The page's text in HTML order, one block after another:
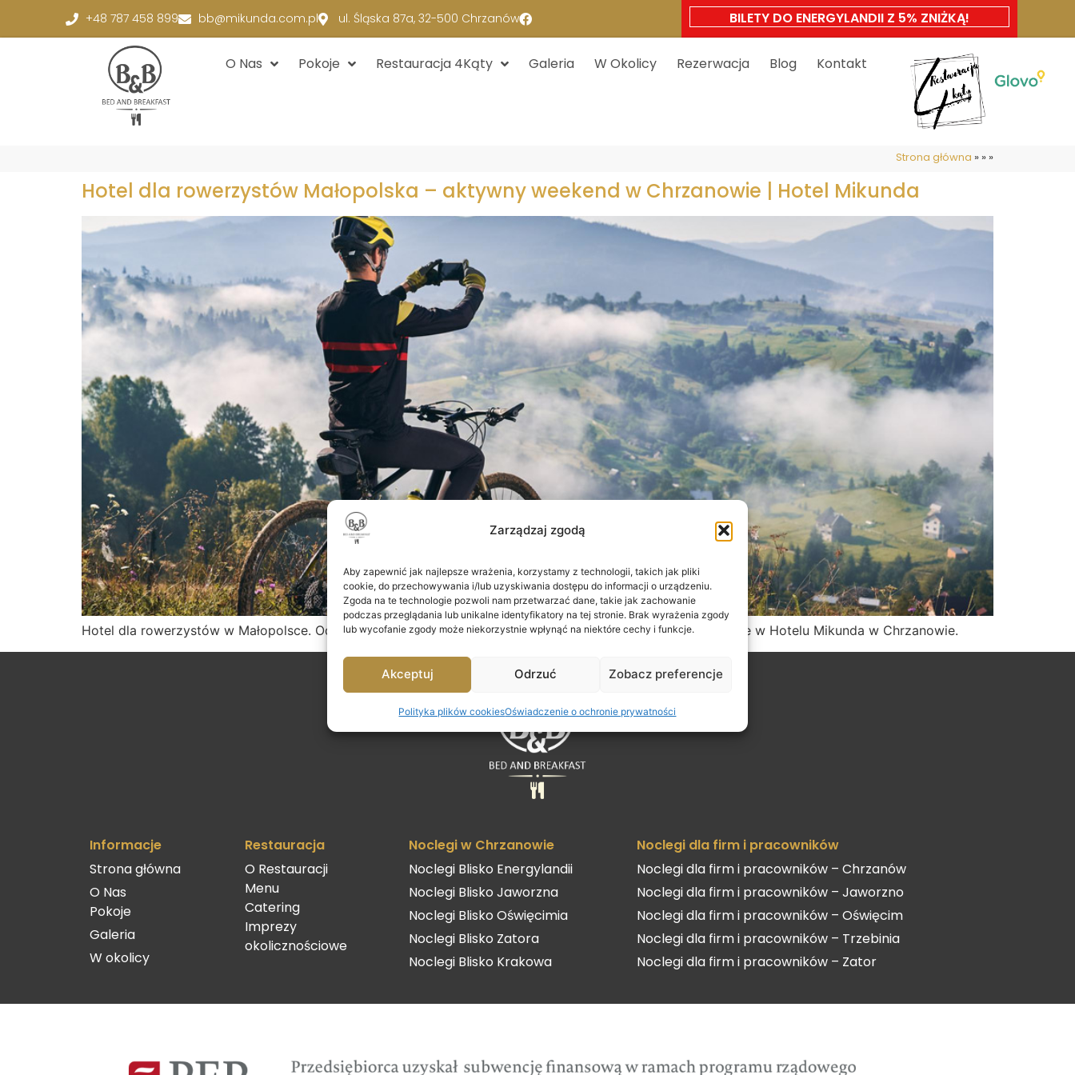
Zarządzaj zgodą
Aby zapewnić jak najlepsze wrażenia, korzystamy z technologii, takich jak pliki
cookie, do przechowywania i/lub uzyskiwania dostępu do informacji o urządzeniu.
Zgoda na te technologie pozwoli nam przetwarzać dane, takie jak zachowanie
podczas przeglądania lub unikalne identyfikatory na tej stronie. Brak wyrażenia zgody
lub wycofanie zgody może niekorzystnie wpłynąć na niektóre cechy i funkcje.
Akceptuj Odrzuć Zobacz preferencje
Polityka plików cookiesOświadczenie o ochronie prywatności
+48 787 458 899 bb@mikunda.com.pl ul. Śląska 87a, 32-500 Chrzanów BILETY DO ENERGYLANDII Z 5% ZNIŻKĄ!
O Nas Pokoje Restauracja 4Kąty Galeria W Okolicy Rezerwacja Blog Kontakt
Strona główna » » »
Hotel dla rowerzystów Małopolska – aktywny weekend w Chrzanowie | Hotel Mikunda
Hotel dla rowerzystów w Małopolsce. Odkryj Dolinę Karpia, Wiślaną Trasę Rowerową i zrelaksuj się po jeździe w Hotelu Mikunda w Chrzanowie.
Informacje
Strona główna
O Nas
Pokoje
Galeria
W okolicy
Restauracja
O Restauracji
Menu
Catering
Imprezy
okolicznościowe
Noclegi w Chrzanowie
Noclegi Blisko Energylandii
Noclegi Blisko Jaworzna
Noclegi Blisko Oświęcimia
Noclegi Blisko Zatora
Noclegi Blisko Krakowa
Noclegi dla firm i pracowników
Noclegi dla firm i pracowników – Chrzanów
Noclegi dla firm i pracowników – Jaworzno
Noclegi dla firm i pracowników – Oświęcim
Noclegi dla firm i pracowników – Trzebinia
Noclegi dla firm i pracowników – Zator